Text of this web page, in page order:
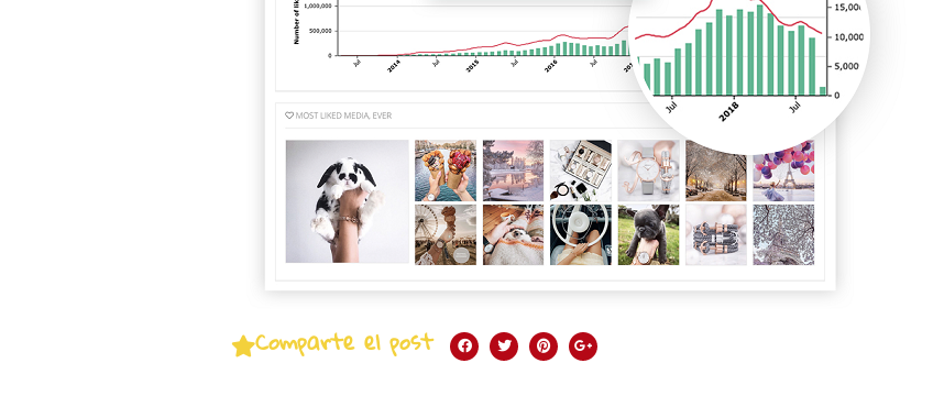
Comparte el post